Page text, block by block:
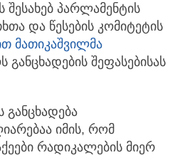
შესახებ პარლამენტის
და წესების კომიტეტის
მათიკაშვილმა
შეფასებისას
განცხადება
იმის, რომ
რადიკალების მიერ